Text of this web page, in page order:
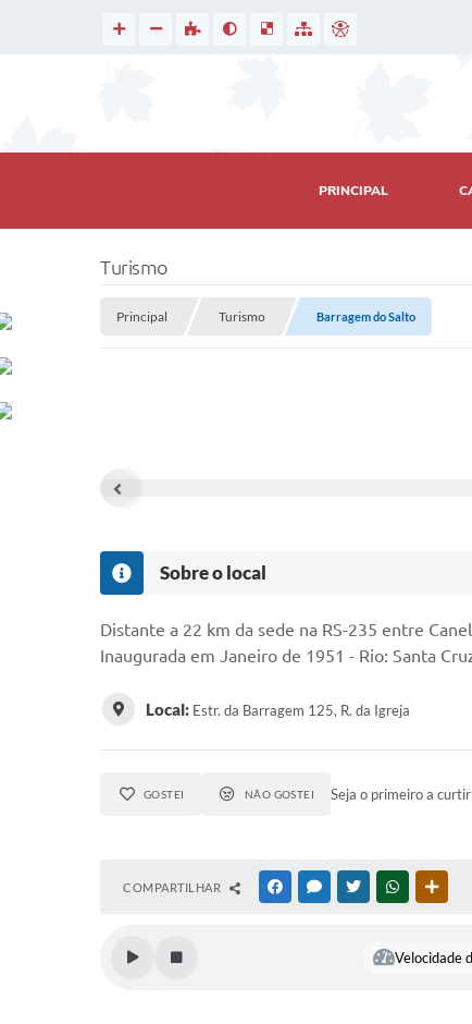
PRINCIPAL
Turismo
Principal Turismo Barragem do Salto
Sobre o local
Distante a 22 km da sede na RS-235 entre
Inaugurada em Janeiro de 1951 - Rio: Santa
Local: Estr. da Barragem 125, R. da Igreja
GOSTEI NÃO GOSTEI Seja o primeiro a
COMPARTILHAR FACEBOOKMESSENGER
TWITTERWHATSAPP
Velocidade